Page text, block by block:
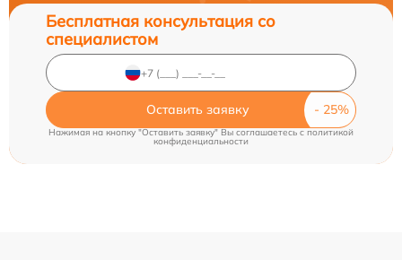
Бесплатная консультация со
специалистом
Оставить заявку
Нажимая на кнопку "Оставить заявку" Вы соглашаетесь c политикой
конфиденциальности